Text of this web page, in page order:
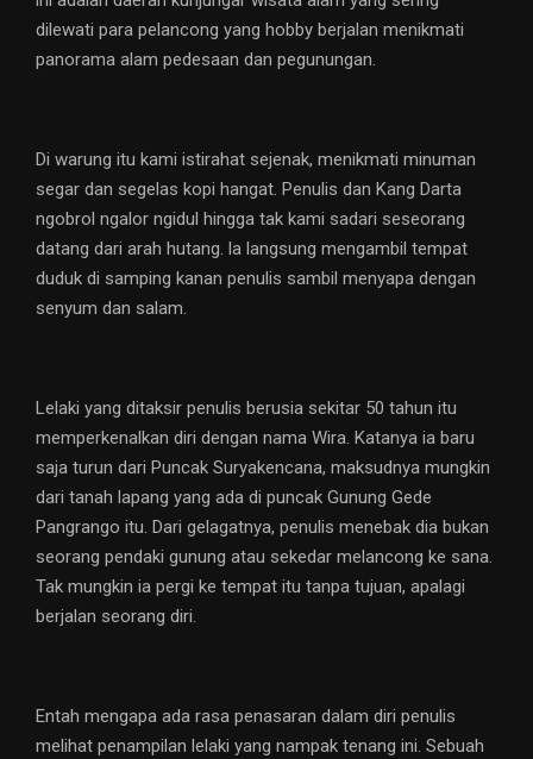
dilewati para pelancong yang hobby berjalan menikmati
panorama alam pedesaan dan pegunungan.
Di warung itu kami istirahat sejenak, menikmati minuman
segar dan segelas kopi hangat. Penulis dan Kang Darta
ngobrol ngalor ngidul hingga tak kami sadari seseorang
datang dari arah hutang. la langsung mengambil tempat
duduk di samping kanan penulis sambil menyapa dengan
senyum dan salam.
Lelaki yang ditaksir penulis berusia sekitar 50 tahun itu
memperkenalkan diri dengan nama Wira. Katanya ia baru
saja turun dari Puncak Suryakencana, maksudnya mungkin
dari tanah lapang yang ada di puncak Gunung Gede
Pangrango itu. Dari gelagatnya, penulis menebak dia bukan
seorang pendaki gunung atau sekedar melancong ke sana.
Tak mungkin ia pergi ke tempat itu tanpa tujuan, apalagi
berjalan seorang diri.
Entah mengapa ada rasa penasaran dalam diri penulis
melihat penampilan lelaki yang nampak tenang ini. Sebuah